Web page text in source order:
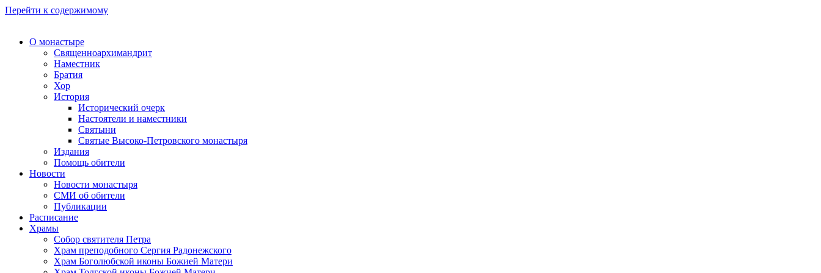
Перейти к содержимому
О монастыре
Священноархимандрит
Наместник
Братия
Хор
История
Исторический очерк
Настоятели и наместники
Святыни
Святые Высоко-Петровского монастыря
Издания
Помощь обители
Новости
Новости монастыря
СМИ об обители
Публикации
Расписание
Храмы
Собор святителя Петра
Храм преподобного Сергия Радонежского
Храм Боголюбской иконы Божией Матери